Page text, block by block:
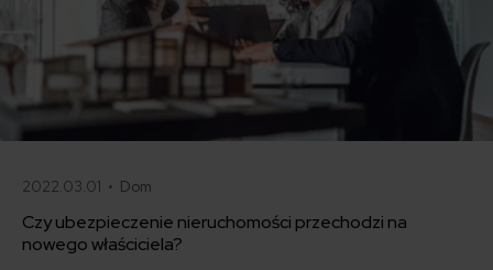
2022.03.01 • Dom
Czy ubezpieczenie nieruchomości przechodzi na
nowego właściciela?